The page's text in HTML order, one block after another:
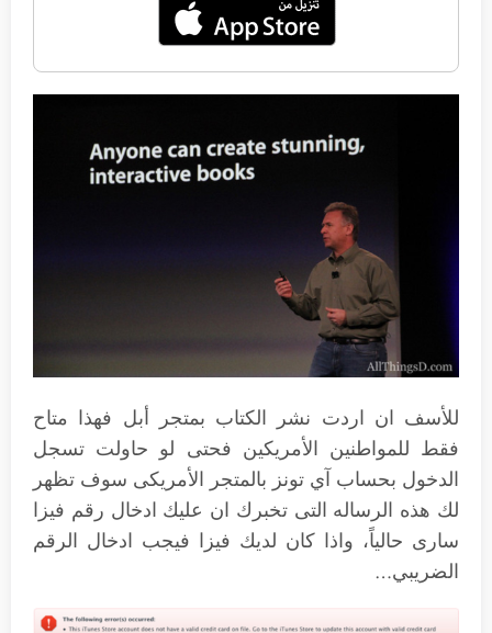
للأسف ان اردت نشر الكتاب بمتجر أبل فهذا متاح
فقط للمواطنين الأمريكين فحتى لو حاولت تسجل
الدخول بحساب آي تونز بالمتجر الأمريكى سوف تظهر
لك هذه الرساله التى تخبرك ان عليك ادخال رقم فيزا
سارى حالياً، واذا كان لديك فيزا فيجب ادخال الرقم
الضريبي…